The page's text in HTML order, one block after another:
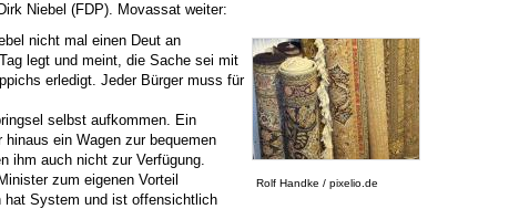
Niebel (FDP). Movassat weiter:
Rolf Handke / pixelio.de
nicht mal einen Deut an
legt und meint, die Sache sei mit
erledigt. Jeder Bürger muss für
selbst aufkommen. Ein
ein Wagen zur bequemen
ihm auch nicht zur Verfügung.
zum eigenen Vorteil
hat System und ist offensichtlich